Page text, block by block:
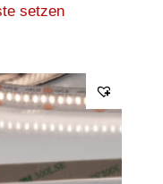
setzen